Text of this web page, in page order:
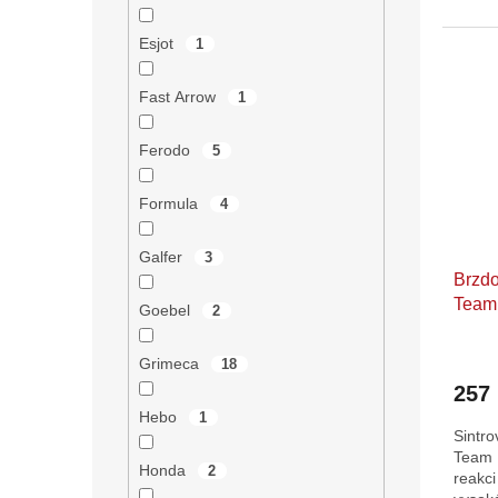
Esjot 1
Fast Arrow 1
Ferodo 5
Formula 4
Galfer 3
Goebel 2
Grimeca 18
Hebo 1
Honda 2
257
Team